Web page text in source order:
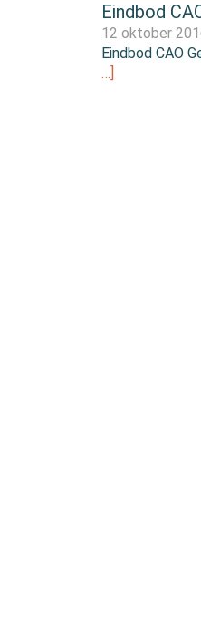
Eindbod
12 oktober
Eindbod CAO
…]